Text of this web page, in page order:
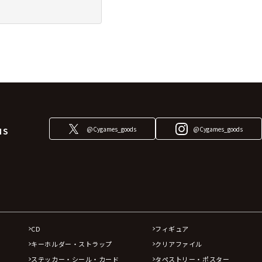
@Cygames_goods @Cygames_goods
CD
フィギュア
キーホルダー・ストラップ
クリアファイル
ステッカー・シール・カード タペストリー・ポスター